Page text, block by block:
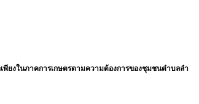
พียงในภาคการเกษตรตามความต้องการของชุมชนตำบลลำ